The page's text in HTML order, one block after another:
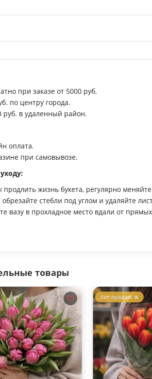
при заказе от 5000 руб.
по центру города.
руб. в удаленный район.
оплата.
при самовывозе.
продлить жизнь букета, регулярно
обрезайте стебли под углом и удаляйте
вазу в прохладное место вдали от
товары
Хит продаж 🔥